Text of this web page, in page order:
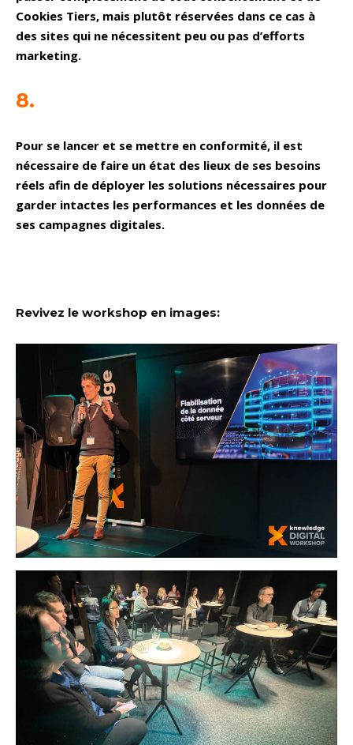
Cookies Tiers, mais plutôt réservées dans ce cas à
des sites qui ne nécessitent peu ou pas d’efforts
marketing.
8.
Pour se lancer et se mettre en conformité, il est
nécessaire de faire un état des lieux de ses besoins
réels afin de déployer les solutions nécessaires pour
garder intactes les performances et les données de
ses campagnes digitales.
Revivez le workshop en images: